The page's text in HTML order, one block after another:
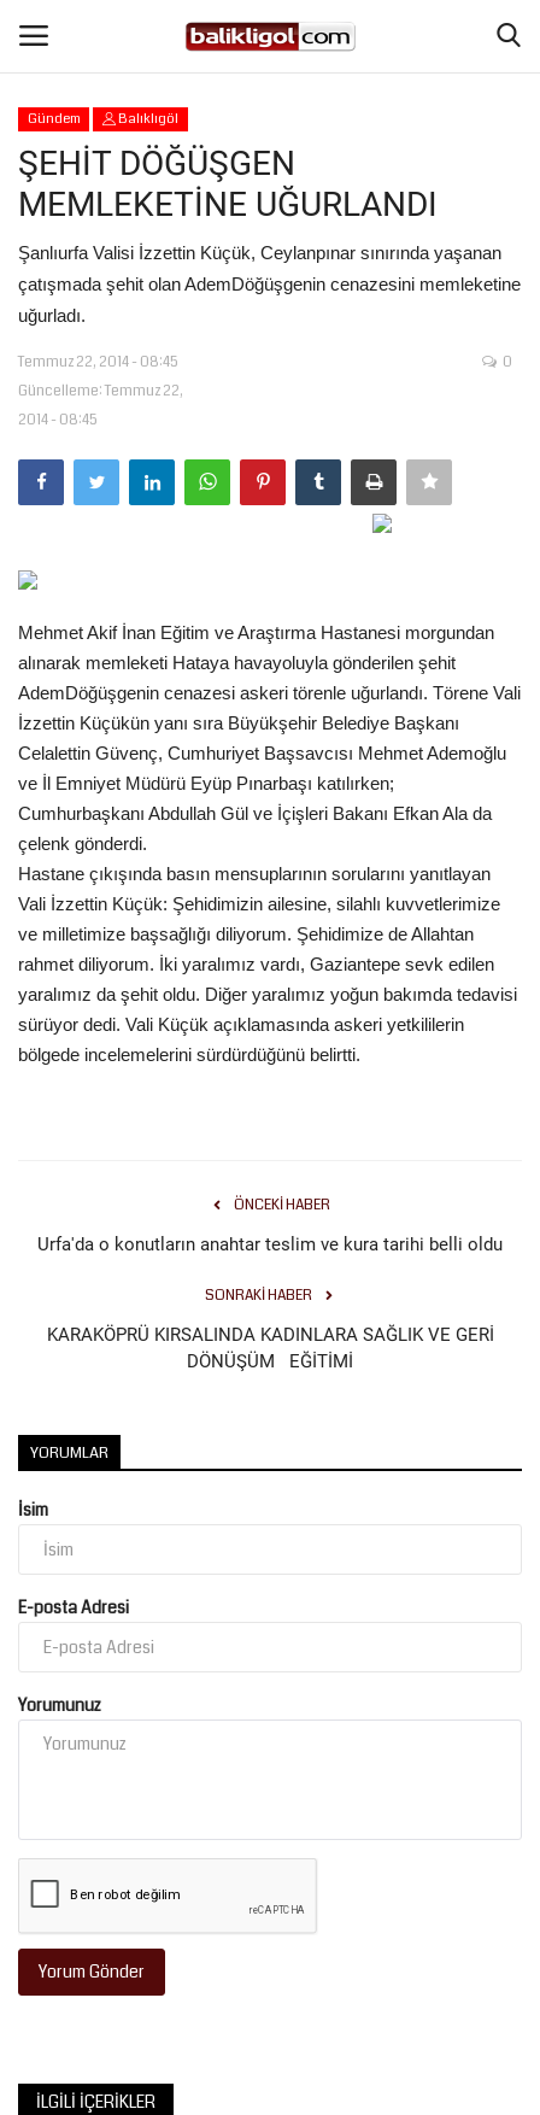
Giriş Yap
Anasayfa
Köşe Yazıları
Şanlıurfa
Eğitim
Gündem
Tekno Bilim
Ekonomi
Siyaset
Galeriler
Yaşam
Künye
Sağlık
Gündem Balıklıgöl
ŞEHİT DÖĞÜŞGEN
MEMLEKETİNE UĞURLANDI
Şanlıurfa Valisi İzzettin Küçük, Ceylanpınar sınırında yaşanan
çatışmada şehit olan AdemDöğüşgenin cenazesini memleketine
uğurladı.
Temmuz 22, 2014 - 08:45
Güncelleme: Temmuz 22,
2014 - 08:45
0
Mehmet Akif İnan Eğitim ve Araştırma Hastanesi morgundan
alınarak memleketi Hataya havayoluyla gönderilen şehit
AdemDöğüşgenin cenazesi askeri törenle uğurlandı. Törene Vali
İzzettin Küçükün yanı sıra Büyükşehir Belediye Başkanı
Celalettin Güvenç, Cumhuriyet Başsavcısı Mehmet Ademoğlu
ve İl Emniyet Müdürü Eyüp Pınarbaşı katılırken;
Cumhurbaşkanı Abdullah Gül ve İçişleri Bakanı Efkan Ala da
çelenk gönderdi.
Hastane çıkışında basın mensuplarının sorularını yanıtlayan
Vali İzzettin Küçük: Şehidimizin ailesine, silahlı kuvvetlerimize
ve milletimize başsağlığı diliyorum. Şehidimize de Allahtan
rahmet diliyorum. İki yaralımız vardı, Gaziantepe sevk edilen
yaralımız da şehit oldu. Diğer yaralımız yoğun bakımda tedavisi
sürüyor dedi. Vali Küçük açıklamasında askeri yetkililerin
bölgede incelemelerini sürdürdüğünü belirtti.
ÖNCEKI HABER
Urfa'da o konutların anahtar teslim ve kura tarihi belli oldu
SONRAKI HABER
KARAKÖPRÜ KIRSALINDA KADINLARA SAĞLIK VE GERİ
DÖNÜŞÜM EĞİTİMİ
YORUMLAR
İsim
E-posta Adresi
Yorumunuz
Yorum Gönder
İLGILI İÇERIKLER